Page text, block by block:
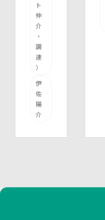
ト
仲
介
・
調
達
）
伊
佐
陽
介